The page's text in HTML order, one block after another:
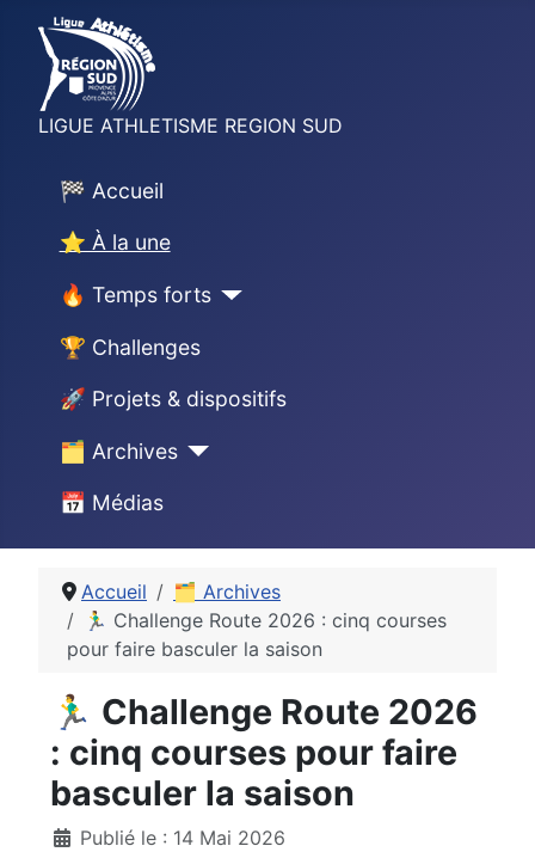
LIGUE ATHLETISME REGION SUD
🏁 Accueil
⭐ À la une
🔥 Temps forts
🏆 Challenges
🚀 Projets & dispositifs
🗂 Archives
📅 Médias
Accueil
🗂 Archives
🏃‍♂️ Challenge Route 2026 : cinq courses
pour faire basculer la saison
🏃‍♂️ Challenge Route 2026
: cinq courses pour faire
basculer la saison
DétailsPublié le : 14 Mai 2026